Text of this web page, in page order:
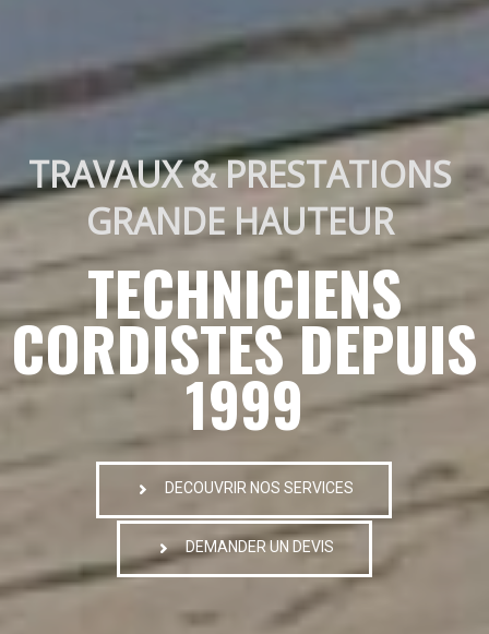
TRAVAUX & PRESTATIONS
GRANDE HAUTEUR
TECHNICIENS
CORDISTES DEPUIS
1999
DECOUVRIR NOS SERVICES
DEMANDER UN DEVIS